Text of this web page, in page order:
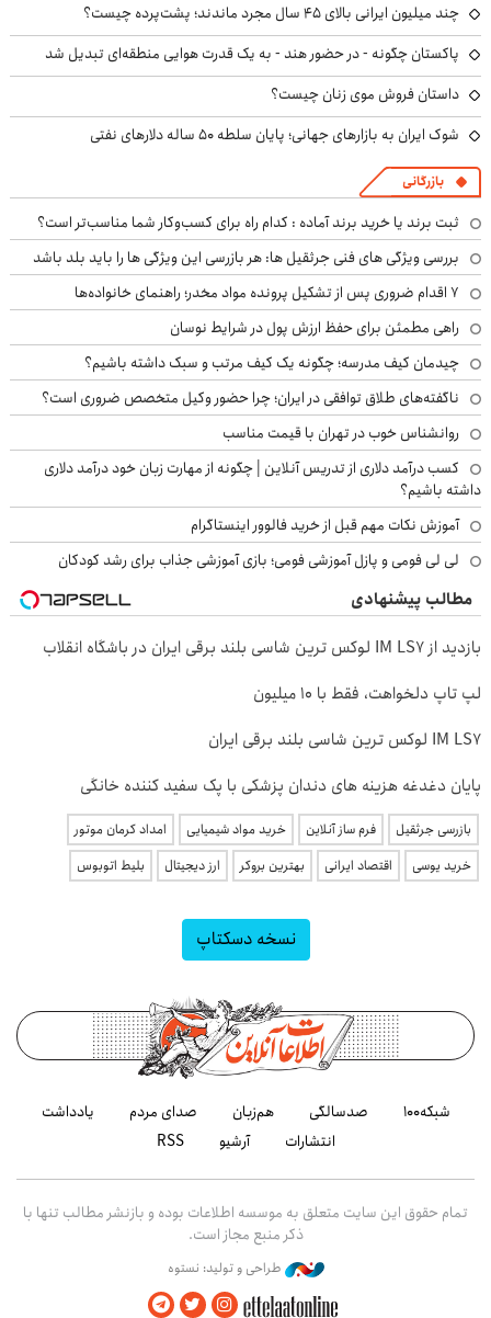
چند میلیون ایرانی بالای ۴۵ سال مجرد ماندند؛ پشت‌پرده چیست؟
پاکستان چگونه - در حضور هند - به یک قدرت هوایی منطقه‌ای تبدیل شد
داستان فروش موی زنان چیست؟
شوک ایران به بازارهای جهانی؛ پایان سلطه ۵۰ ساله دلارهای نفتی
بازرگانی
ثبت برند یا خرید برند آماده : کدام راه برای کسب‌وکار شما مناسب‌تر است؟
بررسی ویژگی های فنی جرثقیل ها: هر بازرسی این ویژگی ها را باید بلد باشد
۷ اقدام ضروری پس از تشکیل پرونده مواد مخدر؛ راهنمای خانواده‌ها
راهی مطمئن برای حفظ ارزش پول در شرایط نوسان
چیدمان کیف مدرسه؛ چگونه یک کیف مرتب و سبک داشته باشیم؟
ناگفته‌های طلاق توافقی در ایران؛ چرا حضور وکیل متخصص ضروری است؟
روانشناس خوب در تهران با قیمت مناسب
کسب درآمد دلاری از تدریس آنلاین | چگونه از مهارت زبان خود درآمد دلاری
داشته باشیم؟
آموزش نکات مهم قبل از خرید فالوور اینستاگرام
لی لی فومی و پازل آموزشی فومی؛ بازی آموزشی جذاب برای رشد کودکان
مطالب پیشنهادی
بازدید از IM LS7 لوکس ترین شاسی بلند برقی ایران در باشگاه انقلاب
لپ تاپ دلخواهت، فقط با 10 میلیون
IM LS7 لوکس ترین شاسی بلند برقی ایران
پایان دغدغه هزینه های دندان پزشکی با پک سفید کننده خانگی
بازرسی جرثقیل فرم ساز آنلاین خرید مواد شیمیایی
امداد کرمان موتور
خرید یوسی
اقتصاد ایرانی بهترین بروکر ارز دیجیتال بلیط اتوبوس
نسخه دسکتاپ
شبکه۱۰۰ صدسالگی هم‌زبان صدای مردم
یادداشت
انتشارات
آرشیو RSS
تمام حقوق این سایت متعلق به موسسه اطلاعات بوده و بازنشر مطالب تنها با
ذکر منبع مجاز است.
طراحی و تولید: نستوه